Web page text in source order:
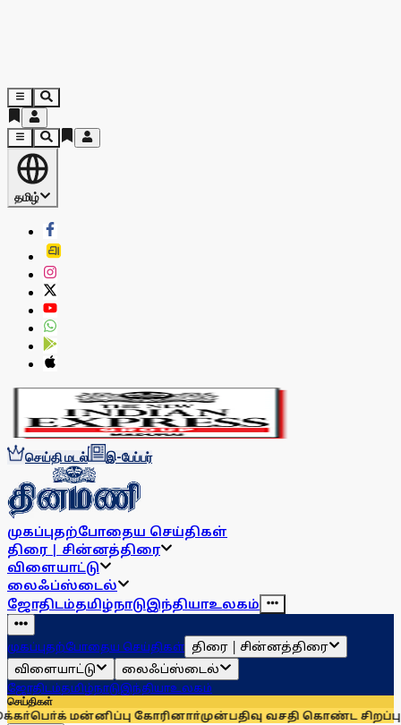
தமிழ்
செய்தி மடல் இ-பேப்பர்
முகப்புதற்போதைய செய்திகள்
திரை | சின்னத்திரை
விளையாட்டு
லைஃப்ஸ்டைல்
ஜோதிடம்தமிழ்நாடுஇந்தியாஉலகம்
முகப்புதற்போதைய செய்திகள் திரை | சின்னத்திரை
விளையாட்டு
லைஃப்ஸ்டைல்
ஜோதிடம்தமிழ்நாடுஇந்தியாஉலகம்
செய்திகள்
கோரினாா் முன்பதிவு வசதி கொண்ட சிறப்பு